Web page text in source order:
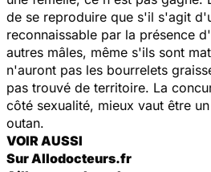
de se reproduire que s'il s'agit
reconnaissable par la présence
autres mâles, même s'ils sont
n'auront pas les bourrelets
pas trouvé de territoire. La
côté sexualité, mieux vaut être
outan.
VOIR AUSSI
Sur Allodocteurs.fr